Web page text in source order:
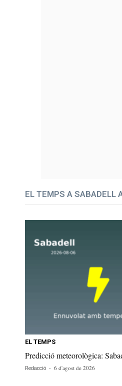
EL TEMPS A SABADELL
EL TEMPS
Predicció meteorològica:
Redacció - 6 d'agost de 2026